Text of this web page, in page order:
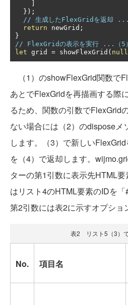
});
// 生成したFlexGridを返却 ...
return newGrid ;
}
// FlexGridの表示を実行 ...（5）
let grid = showFlexGrid ( null
（1）のshowFlexGrid関数で
あとでFlexGridを再描画する際
るため、関数の引数でFlexGrid
ない場合には（2）のdisposeメ
します。（3）で新しい
を（4）で返却します。
ターの第1引数に表示先HTML
はリスト4のHTML要素のIDを「
第2引数には表2に示すオプショ
表2 リスト5（3）
No. 項目名